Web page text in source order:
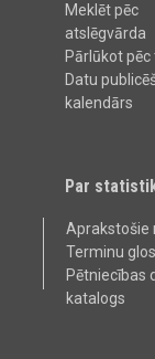
Meklēt pēc
atslēgvārda
Pārlūkot pēc
Datu
kalendārs
Par
Aprakstošie
Terminu
Pētniecības
katalogs